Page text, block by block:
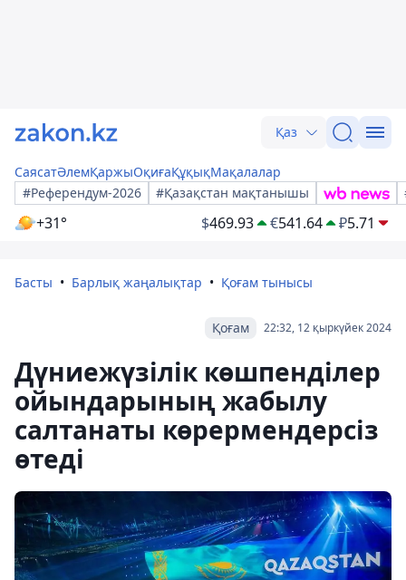
Қаз
СаясатӘлемҚаржыОқиғаҚұқықМақалалар
#Референдум-2026
#Қазақстан мақтанышы
+31° $469.93 €541.64 ₽5.71
Басты Барлық жаңалықтар Қоғам тынысы
22:32, 12 қыркүйек 2024
Қоғам
Дүниежүзілік көшпенділер
ойындарының жабылу
салтанаты көрермендерсіз
өтеді